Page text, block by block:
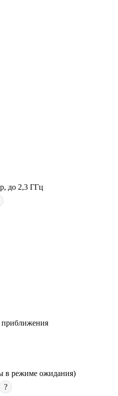
до 2,3 ГГц
приближения
в режиме ожидания)
?